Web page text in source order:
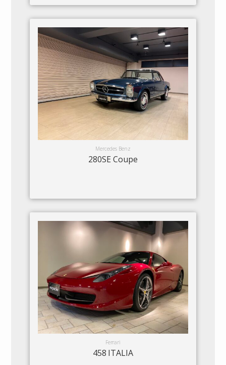
Mercedes Benz
280SE Coupe
Ferrari
458 ITALIA